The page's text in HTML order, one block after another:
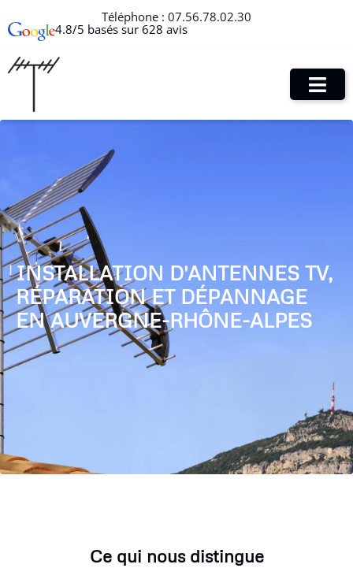
Téléphone : 07.56.78.02.30
4.8/5 basés sur 628 avis
INSTALLATION D'ANTENNES TV,
RÉPARATION ET DÉPANNAGE
EN AUVERGNE-RHÔNE-ALPES
Ce qui nous distingue